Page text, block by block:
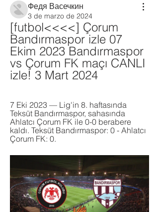
Федя Васечкин
3 de marzo de 2024
[futbol<<<<] Çorum
Bandırmaspor izle 07
Ekim 2023 Bandırmaspor
vs Çorum FK maçı CANLI
izle! 3 Mart 2024
7 Eki 2023 — Lig'in 8. haftasında
Teksüt Bandırmaspor, sahasında
Ahlatcı Çorum FK ile 0-0 berabere
kaldı. Teksüt Bandırmaspor: 0 - Ahlatcı
Çorum FK: 0.